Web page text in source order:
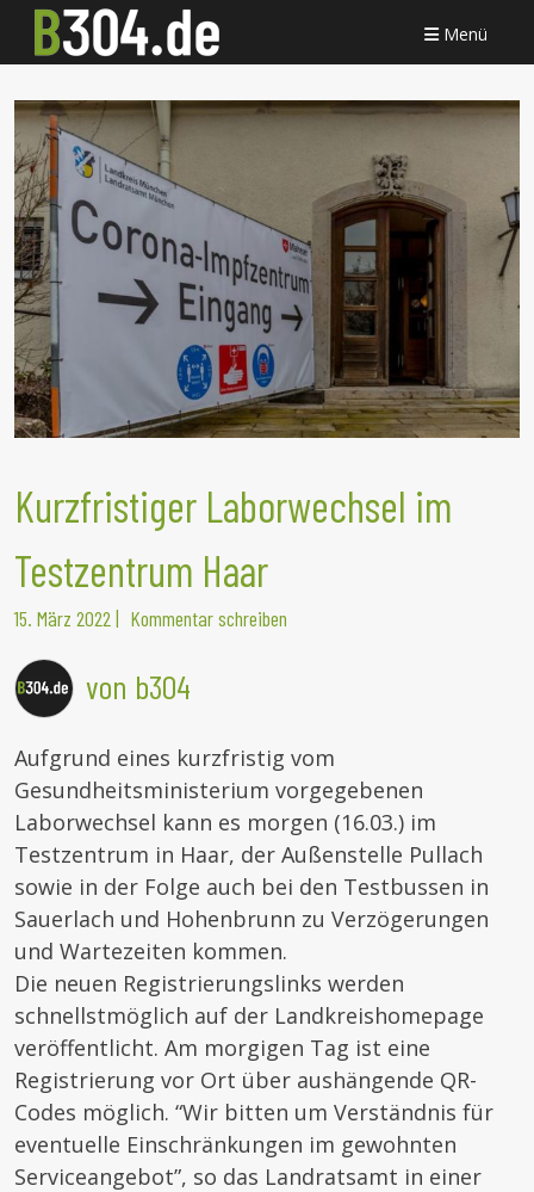
Menü
Kurzfristiger Laborwechsel im
Testzentrum Haar
15. März 2022 | Kommentar schreiben
von b304
Aufgrund eines kurzfristig vom
Gesundheitsministerium vorgegebenen
Laborwechsel kann es morgen (16.03.) im
Testzentrum in Haar, der Außenstelle Pullach
sowie in der Folge auch bei den Testbussen in
Sauerlach und Hohenbrunn zu Verzögerungen
und Wartezeiten kommen.
Die neuen Registrierungslinks werden
schnellstmöglich auf der Landkreishomepage
veröffentlicht. Am morgigen Tag ist eine
Registrierung vor Ort über aushängende QR-
Codes möglich. “Wir bitten um Verständnis für
eventuelle Einschränkungen im gewohnten
Serviceangebot”, so das Landratsamt in einer